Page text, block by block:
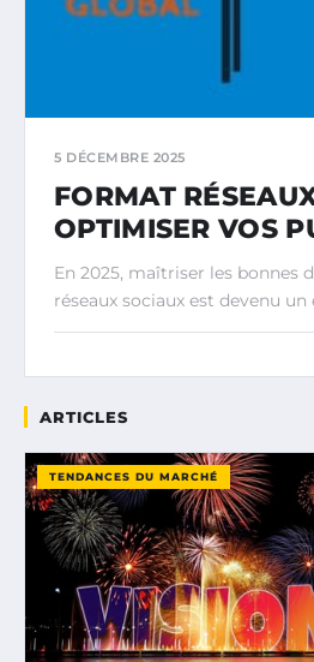
5 DÉCEMBRE 2025
FORMAT
OPTIMISER VOS
En 2025, maîtriser les bonnes
réseaux sociaux est devenu
ARTICLES
TENDANCES DU MARCHÉ